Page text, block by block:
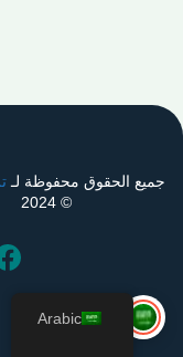
جميع الحقوق محفوظة لـ
© 2024
Arabic